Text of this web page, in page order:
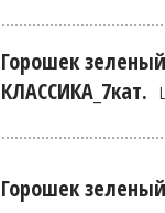
Горошек
КЛАССИКА_7кат.
Горошек